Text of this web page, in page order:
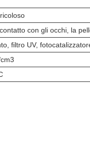
con gli occhi, la
filtro UV,